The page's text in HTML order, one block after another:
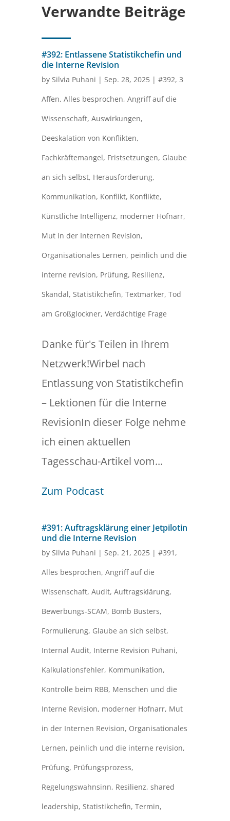
Verwandte Beiträge
#392: Entlassene Statistikchefin und
die Interne Revision
by Silvia Puhani | Sep. 28, 2025| #392, 3
Affen, Alles besprochen, Angriff auf die
Wissenschaft, Auswirkungen,
Deeskalation von Konflikten,
Fachkräftemangel, Fristsetzungen, Glaube
an sich selbst, Herausforderung,
Kommunikation, Konflikt, Konflikte,
Künstliche Intelligenz, moderner Hofnarr,
Mut in der Internen Revision,
Organisationales Lernen, peinlich und die
interne revision, Prüfung, Resilienz,
Skandal, Statistikchefin, Textmarker, Tod
am Großglockner, Verdächtige Frage
Danke für's Teilen in Ihrem
Netzwerk!Wirbel nach
Entlassung von Statistikchefin
– Lektionen für die Interne
RevisionIn dieser Folge nehme
ich einen aktuellen
Tagesschau-Artikel vom...
Zum Podcast
#391: Auftragsklärung einer Jetpilotin
und die Interne Revision
by Silvia Puhani | Sep. 21, 2025| #391 ,
Alles besprochen, Angriff auf die
Wissenschaft, Audit, Auftragsklärung,
Bewerbungs-SCAM, Bomb Busters,
Formulierung, Glaube an sich selbst,
Internal Audit, Interne Revision Puhani,
Kalkulationsfehler, Kommunikation,
Kontrolle beim RBB, Menschen und die
Interne Revision, moderner Hofnarr, Mut
in der Internen Revision, Organisationales
Lernen, peinlich und die interne revision,
Prüfung, Prüfungsprozess,
Regelungswahnsinn, Resilienz, shared
leadership, Statistikchefin, Termin,